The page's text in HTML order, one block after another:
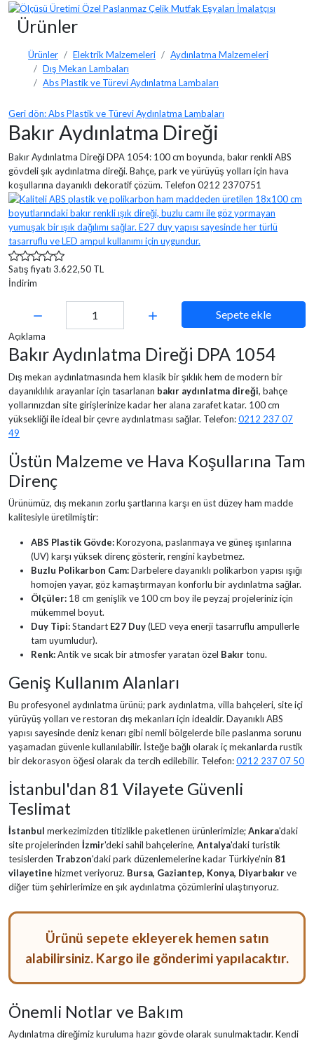
Ürünler
Ürünler Elektrik Malzemeleri
Aydınlatma Malzemeleri
Dış Mekan Lambaları
Abs Plastik ve Türevi Aydınlatma Lambaları
Geri dön: Abs Plastik ve Türevi Aydınlatma Lambaları
Bakır Aydınlatma Direği
Bakır Aydınlatma Direği DPA 1054: 100 cm boyunda, bakır renkli ABS
gövdeli şık aydınlatma direği. Bahçe, park ve yürüyüş yolları için hava
koşullarına dayanıklı dekoratif çözüm. Telefon 0212 2370751
Satış fiyatı 3.622,50 TL
İndirim
Sepete ekle
Açıklama
Bakır Aydınlatma Direği DPA 1054
Dış mekan aydınlatmasında hem klasik bir şıklık hem de modern bir
dayanıklılık arayanlar için tasarlanan bakır aydınlatma direği, bahçe
yollarınızdan site girişlerinize kadar her alana zarafet katar. 100 cm
yüksekliği ile ideal bir çevre aydınlatması sağlar. Telefon:0212 237 07
49
Üstün Malzeme ve Hava Koşullarına Tam
Direnç
Ürünümüz, dış mekanın zorlu şartlarına karşı en üst düzey ham madde
kalitesiyle üretilmiştir:
ABS Plastik Gövde:Korozyona, paslanmaya ve güneş ışınlarına
(UV) karşı yüksek direnç gösterir, rengini kaybetmez.
Buzlu Polikarbon Cam:Darbelere dayanıklı polikarbon yapısı ışığı
homojen yayar, göz kamaştırmayan konforlu bir aydınlatma sağlar.
Ölçüler: 18 cm genişlik ve 100 cm boy ile peyzaj projeleriniz için
mükemmel boyut.
Duy Tipi:Standart E27 Duy(LED veya enerji tasarruflu ampullerle
tam uyumludur).
Renk:Antik ve sıcak bir atmosfer yaratan özel Bakırtonu.
Geniş Kullanım Alanları
Bu profesyonel aydınlatma ürünü; park aydınlatma, villa bahçeleri, site içi
yürüyüş yolları ve restoran dış mekanları için idealdir. Dayanıklı ABS
yapısı sayesinde deniz kenarı gibi nemli bölgelerde bile paslanma sorunu
yaşamadan güvenle kullanılabilir. İsteğe bağlı olarak iç mekanlarda rustik
bir dekorasyon öğesi olarak da tercih edilebilir. Telefon:0212 237 07 50
İstanbul'dan 81 Vilayete Güvenli
Teslimat
İstanbul merkezimizden titizlikle paketlenen ürünlerimizle;Ankara'daki
site projelerinden İzmir'deki sahil bahçelerine, Antalya'daki turistik
tesislerden Trabzon'daki park düzenlemelerine kadar Türkiye'nin 81
vilayetine hizmet veriyoruz. Bursa, Gaziantep, Konya, Diyarbakırve
diğer tüm şehirlerimize en şık aydınlatma çözümlerini ulaştırıyoruz.
Ürünü sepete ekleyerek hemen satın
alabilirsiniz. Kargo ile gönderimi yapılacaktır.
Önemli Notlar ve Bakım
Aydınlatma direğimiz kuruluma hazır gövde olarak sunulmaktadır. Kendi